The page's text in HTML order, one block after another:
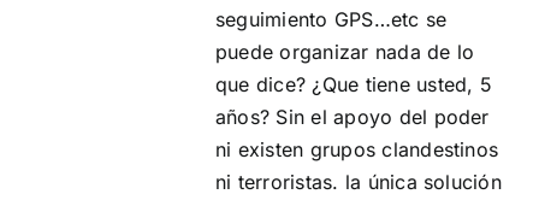
seguimiento GPS…etc se
puede organizar nada de lo
que dice? ¿Que tiene usted, 5
años? Sin el apoyo del poder
ni existen grupos clandestinos
ni terroristas. la única solución